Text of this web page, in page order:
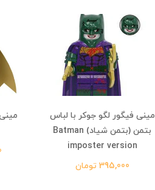
مینی فیگور لگو جوکر با لباس
بتمن (بتمن شیاد) Batman
imposter version
395,000 تومان